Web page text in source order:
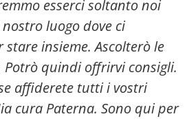
esserci soltanto noi
luogo dove ci
insieme. Ascolterò le
Potrò quindi offrirvi consigli.
affiderete tutti i vostri
cura Paterna. Sono qui per